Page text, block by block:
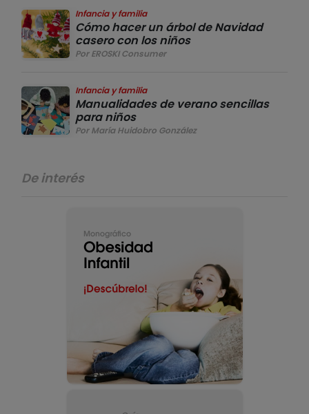
Infancia y familia
Cómo hacer un árbol de Navidad
casero con los niños
Por EROSKI Consumer
Infancia y familia
Manualidades de verano sencillas
para niños
Por María Huidobro González
De interés